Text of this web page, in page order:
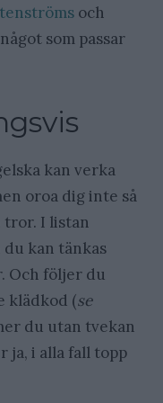
och
som passar
kan verka
oroa dig inte så
tror. I listan
kan tänkas
Och följer du
klädkod (se
du utan tvekan
ja, i alla fall topp